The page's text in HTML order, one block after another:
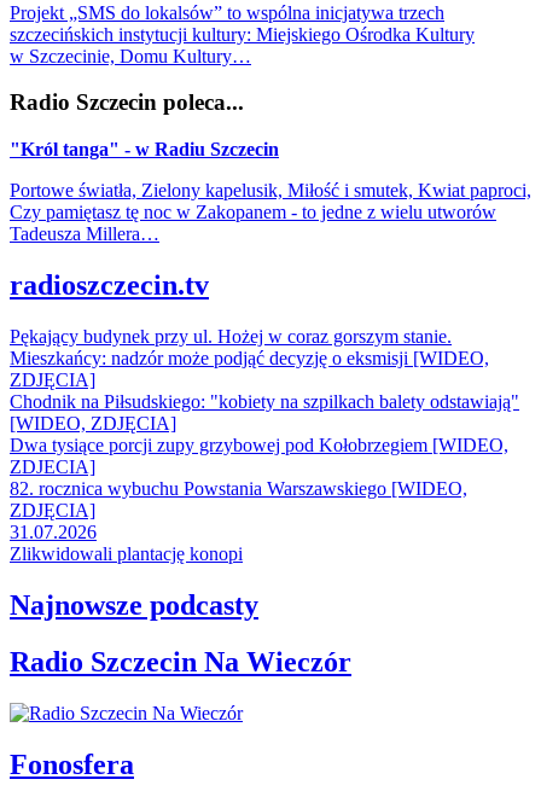
Projekt „SMS do lokalsów” to wspólna inicjatywa trzech
szczecińskich instytucji kultury: Miejskiego Ośrodka Kultury
w Szczecinie, Domu Kultury…
Radio Szczecin poleca...
"Król tanga" - w Radiu Szczecin
Portowe światła, Zielony kapelusik, Miłość i smutek, Kwiat paproci,
Czy pamiętasz tę noc w Zakopanem - to jedne z wielu utworów
Tadeusza Millera…
radioszczecin.tv
Pękający budynek przy ul. Hożej w coraz gorszym stanie.
Mieszkańcy: nadzór może podjąć decyzję o eksmisji [WIDEO,
ZDJĘCIA]
Chodnik na Piłsudskiego: "kobiety na szpilkach balety odstawiają"
[WIDEO, ZDJĘCIA]
Dwa tysiące porcji zupy grzybowej pod Kołobrzegiem [WIDEO,
ZDJECIA]
82. rocznica wybuchu Powstania Warszawskiego [WIDEO,
ZDJĘCIA]
31.07.2026
Zlikwidowali plantację konopi
Najnowsze podcasty
Radio Szczecin Na Wieczór
Fonosfera